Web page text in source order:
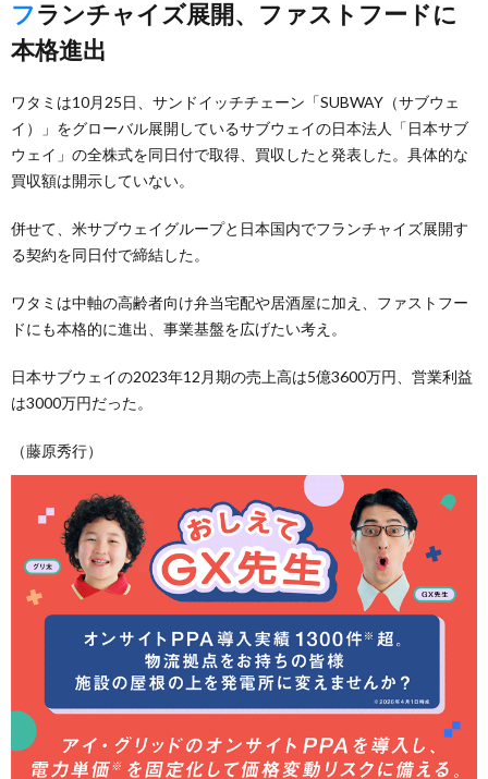
フランチャイズ展開、ファストフードに
本格進出
ワタミは10月25日、サンドイッチチェーン「SUBWAY（サブウェ
イ）」をグローバル展開しているサブウェイの日本法人「日本サブ
ウェイ」の全株式を同日付で取得、買収したと発表した。具体的な
買収額は開示していない。
併せて、米サブウェイグループと日本国内でフランチャイズ展開す
る契約を同日付で締結した。
ワタミは中軸の高齢者向け弁当宅配や居酒屋に加え、ファストフー
ドにも本格的に進出、事業基盤を広げたい考え。
日本サブウェイの2023年12月期の売上高は5億3600万円、営業利益
は3000万円だった。
（藤原秀行）